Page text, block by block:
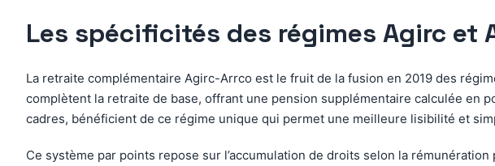
Les spécificités des régimes Agirc et
La retraite complémentaire Agirc-Arrco est le fruit de la fusion en 2019 des
complètent la retraite de base, offrant une pension supplémentaire calculée en
cadres, bénéficient de ce régime unique qui permet une meilleure lisibilité et
Ce système par points repose sur l’accumulation de droits selon la